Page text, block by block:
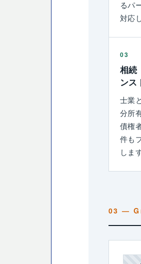
るパ
対応
03
相続
ンス
士業
分所
債権
件も
しま